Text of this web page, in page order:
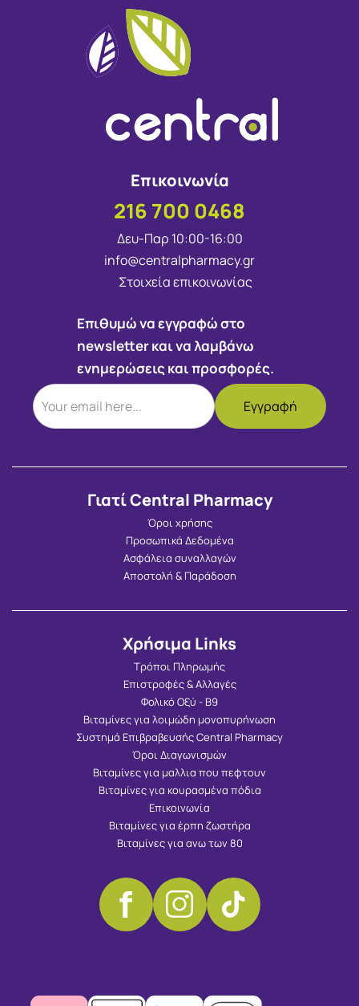
Επικοινωνία
216 700 0468
Δευ-Παρ 10:00-16:00
info@centralpharmacy.gr
Στοιχεία επικοινωνίας
Επιθυμώ να εγγραφώ στο
newsletter και να λαμβάνω
ενημερώσεις και προσφορές.
Γιατί Central Pharmacy
Όροι χρήσης
Προσωπικά Δεδομένα
Ασφάλεια συναλλαγών
Αποστολή & Παράδοση
Χρήσιμα Links
Τρόποι Πληρωμής
Επιστροφές & Αλλαγές
Φολικό Οξύ - Β9
Βιταμίνες για λοιμώδη μονοπυρήνωση
Συστημά Επιβραβευσής Central Pharmacy
Όροι Διαγωνισμών
Βιταμίνες για μαλλια που πεφτουν
Βιταμίνες για κουρασμένα πόδια
Επικοινωνία
Βιταμίνες για έρπη ζωστήρα
Βιταμίνες για ανω των 80